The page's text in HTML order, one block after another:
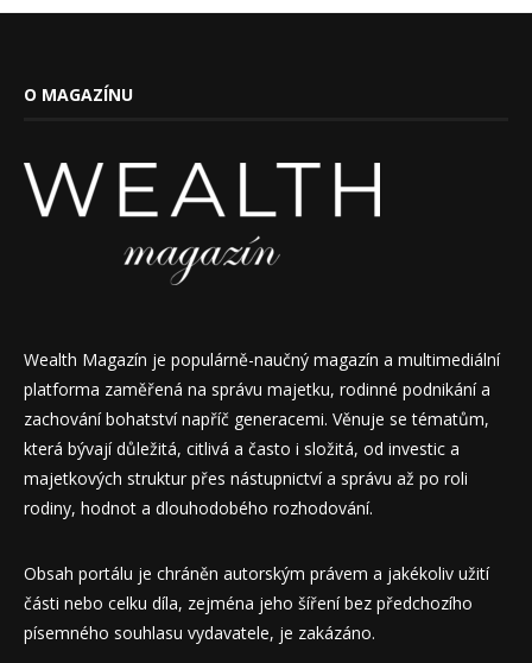
O MAGAZÍNU
Wealth Magazín je populárně-naučný magazín a multimediální
platforma zaměřená na správu majetku, rodinné podnikání a
zachování bohatství napříč generacemi. Věnuje se tématům,
která bývají důležitá, citlivá a často i složitá, od investic a
majetkových struktur přes nástupnictví a správu až po roli
rodiny, hodnot a dlouhodobého rozhodování.
Obsah portálu je chráněn autorským právem a jakékoliv užití
části nebo celku díla, zejména jeho šíření bez předchozího
písemného souhlasu vydavatele, je zakázáno.